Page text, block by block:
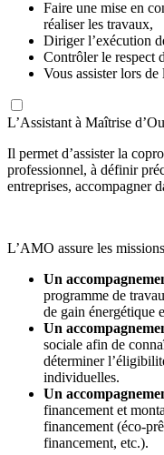
Faire une mise en
réaliser les travaux,
Diriger l’exécution
Contrôler le respect
Vous assister lors de
L’Assistant à Maîtrise
Il permet d’assister la
professionnel, à définir
entreprises, accompagner
L’AMO assure les
Un
programme de
de gain énergétique
Un
sociale afin de
déterminer
individuelles.
Un
financement et
financement (éco-
financement, etc.).